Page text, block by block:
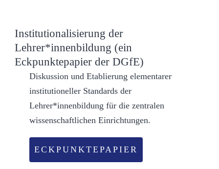
Institutionalisierung der
Lehrer*innenbildung (ein
Eckpunktepapier der DGfE)
Diskussion und Etablierung elementarer
institutioneller Standards der
Lehrer*innenbildung für die zentralen
wissenschaftlichen Einrichtungen.
ECKPUNKTEPAPIER